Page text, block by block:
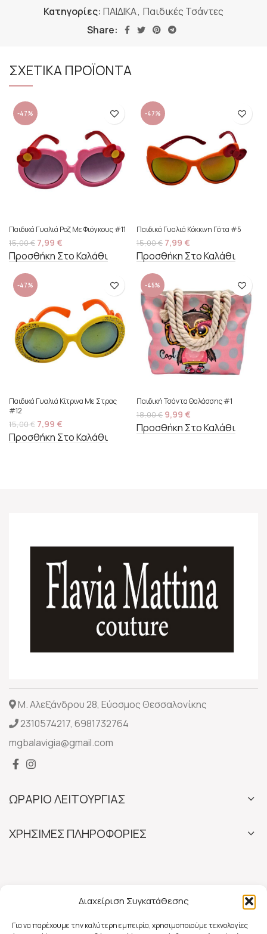
Διαχείριση Συγκατάθεσης
Για να παρέχουμε την καλύτερη εμπειρία, χρησιμοποιούμε τεχνολογίες
Κατηγορίες: ΠΑΙΔΙΚΑ, Παιδικές Τσάντες
Share:
ΣΧΕΤΙΚΑ ΠΡΟΪΟΝΤΑ
-47%
Παιδικά Γυαλιά Ροζ Με Φιόγκους #11
15,00€ 7,99 €
Προσθήκη Στο Καλάθι
-47%
Παιδικά Γυαλιά Κόκκινη Γάτα #5
15,00€ 7,99 €
Προσθήκη Στο Καλάθι
-47%
Παιδικά Γυαλιά Κίτρινα Με Στρας
#12
15,00€ 7,99 €
Προσθήκη Στο Καλάθι
-45%
Παιδική Τσάντα Θαλάσσης #1
18,00€ 9,99 €
Προσθήκη Στο Καλάθι
Μ. Αλεξάνδρου 28, Εύοσμος Θεσσαλονίκης
2310574217, 6981732764
mgbalavigia@gmail.com
ΩΡΑΡΙΟ ΛΕΙΤΟΥΡΓΙΑΣ
ΧΡΗΣΙΜΕΣ ΠΛΗΡΟΦΟΡΙΕΣ